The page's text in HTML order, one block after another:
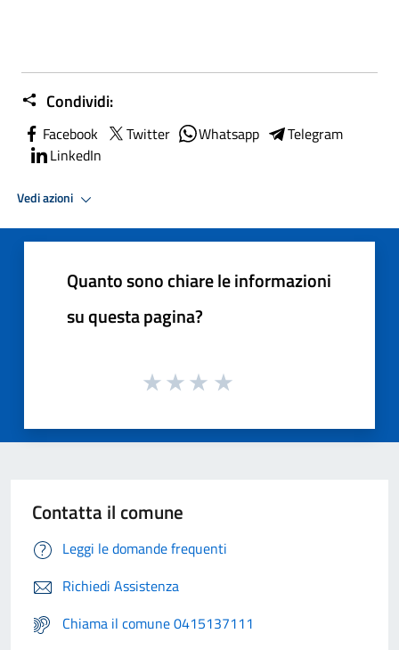
Condividi:
Facebook Twitter Whatsapp
Telegram
LinkedIn
Vedi azioni
Quanto sono chiare le informazioni
su questa pagina?
Contatta il comune
Leggi le domande frequenti
Richiedi Assistenza
Chiama il comune 0415137111